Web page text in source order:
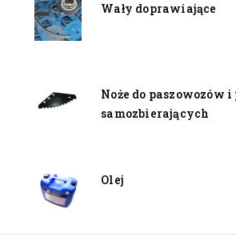
Wały doprawiające
Noże do paszowozów
samozbierających
Olej